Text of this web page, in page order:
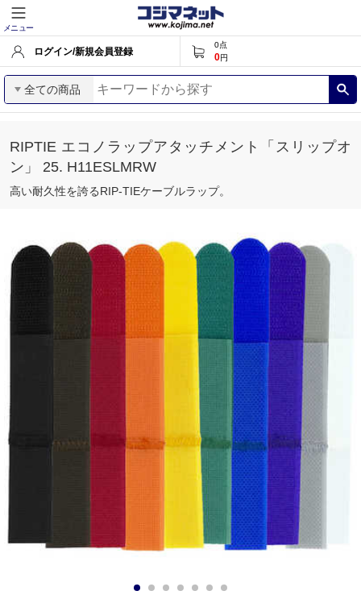
メニュー
ログイン/新規会員登録
0点
0円
全ての商品
RIPTIE エコノラップアタッチメント「スリップオ
ン」 25. H11ESLMRW
高い耐久性を誇るRIP-TIEケーブルラップ。